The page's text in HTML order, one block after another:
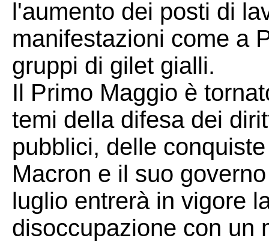
l'aumento dei posti di
manifestazioni come a
gruppi di gilet gialli.
Il Primo Maggio è
temi della difesa dei
pubblici, delle
Macron e il suo
luglio entrerà in vigore
disoccupazione con un